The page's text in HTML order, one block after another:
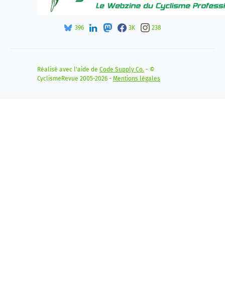
396 3K 238
Réalisé avec l'aide de Code Supply Co. - ©
CyclismeRevue 2005-2026 - Mentions légales